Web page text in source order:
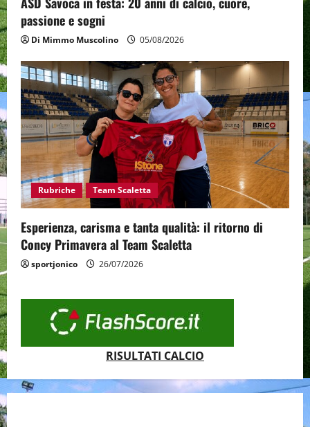
passione e sogni
Di Mimmo Muscolino 05/08/2026
Rubriche Team Scaletta
Esperienza, carisma e tanta qualità: il ritorno di
Concy Primavera al Team Scaletta
sportjonico 26/07/2026
RISULTATI CALCIO